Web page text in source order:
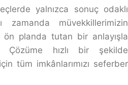
yalnızca sonuç odaklı
zamanda müvekkillerimizin
ön planda tutan bir anlayışla
Çözüme hızlı bir şekilde
tüm imkânlarımızı seferber